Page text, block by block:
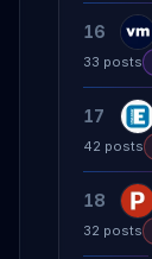
16
33 posts
17
42 posts
18
32 posts